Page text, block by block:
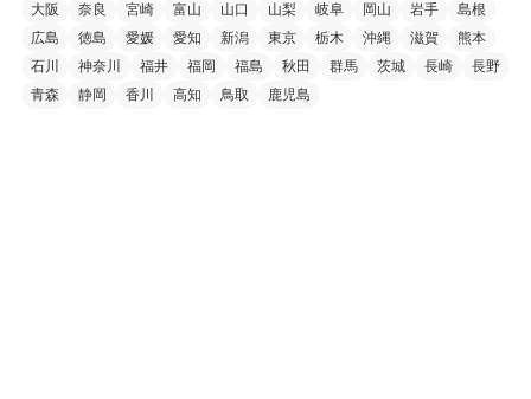
大阪
奈良 宮崎 富山 山口 山梨 岐阜 岡山 岩手
島根
広島
徳島 愛媛 愛知 新潟 東京 栃木 沖縄 滋賀
熊本
石川
神奈川 福井 福岡 福島 秋田 群馬 茨城 長崎
長野
青森
静岡 香川 高知 鳥取 鹿児島